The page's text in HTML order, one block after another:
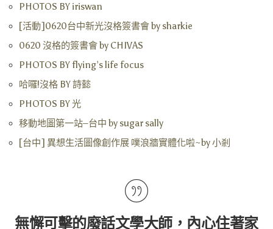
PHOTOS BY iriswan
[活動]0620台中新光沒格簽書會 by sharkie
0620 沒格的簽書會 by CHIVAS
PHOTOS BY flying’s life focus
哈囉!沒格 BY 詩懿
PHOTOS BY 光
移動地圖第一站–台中 by sugar sally
[台中] 異想生活圖像創作展 噗浪牆實體化啦~by 小剎
無懈可擊的廢話文學大師，內心住著家